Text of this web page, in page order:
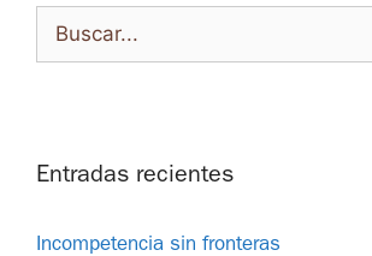
Entradas recientes
Incompetencia sin fronteras